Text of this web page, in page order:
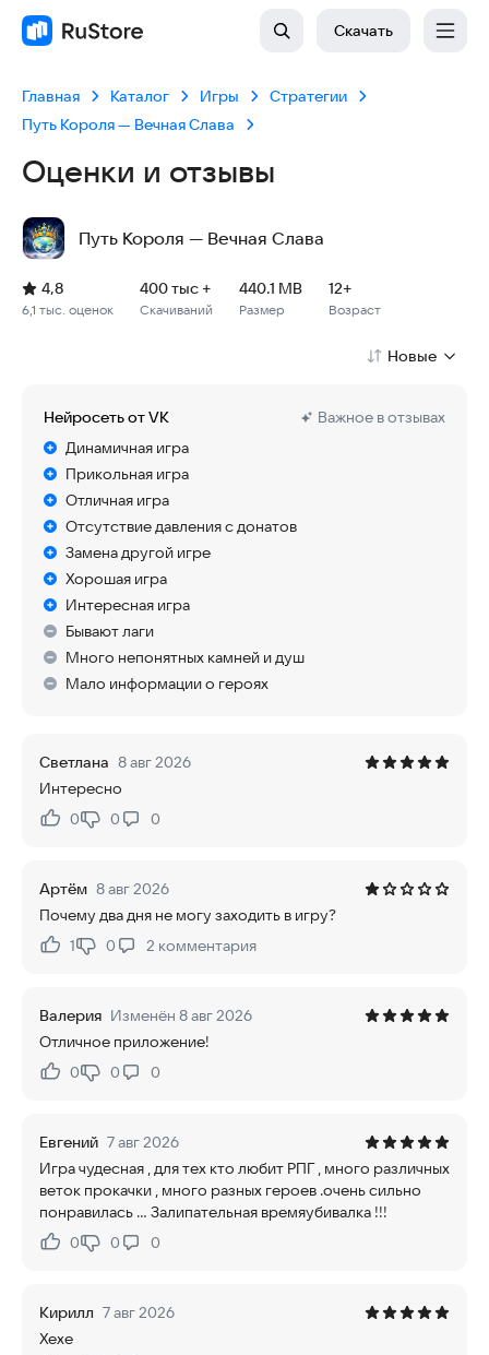
Скачать
Главная Каталог Игры
Стратегии
Путь Короля — Вечная Слава
Оценки и отзывы
Путь Короля — Вечная Слава
Рейтинг: 4,8, 6,1 тыс. оценок
Скачиваний: 400 тыс +
Размер файла: 440.1 MB
Возрастное ограничение: 440.1 MB
6,1 тыс. оценок
4,8
Скачиваний
400 тыс +
Размер
440.1 MB
Возраст
12+
Новые
Нейросеть от VK
Важное в отзывах
Динамичная игра
Прикольная игра
Отличная игра
Отсутствие давления с донатов
Замена другой игре
Хорошая игра
Интересная игра
Бывают лаги
Много непонятных камней и душ
Мало информации о героях
Светлана 8 авг 2026
Интересно
Нравится:
0Не нравится:
0 0
Артём 8 авг 2026
Почему два дня не могу заходить в игру?
Нравится:
1Не нравится:
0 2 комментария
Валерия Изменён 8 авг 2026
Отличное приложение!
Нравится:
0Не нравится:
0 0
Евгений 7 авг 2026
Игра чудесная , для тех кто любит РПГ , много различных
веток прокачки , много разных героев .очень сильно
понравилась ... Залипательная времяубивалка !!!
Нравится:
0Не нравится:
0 0
Кирилл 7 авг 2026
Хехе